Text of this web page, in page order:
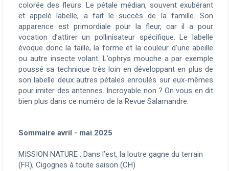
colorée des fleurs. Le pétale médian, souvent exubérant
et appelé labelle, a fait le succès de la famille. Son
apparence est primordiale pour la fleur, car il a pour
vocation d’attirer un pollinisateur spécifique. Le labelle
évoque donc la taille, la forme et la couleur d’une abeille
ou autre insecte volant. L’ophrys mouche a par exemple
poussé sa technique très loin en développant en plus de
son labelle deux autres pétales enroulés sur eux-mêmes
pour imiter des antennes. Incroyable non ? On vous en dit
bien plus dans ce numéro de la Revue Salamandre.
Sommaire avril - mai 2025
MISSION NATURE : Dans l’est, la loutre gagne du terrain
(FR), Cigognes à toute saison (CH)